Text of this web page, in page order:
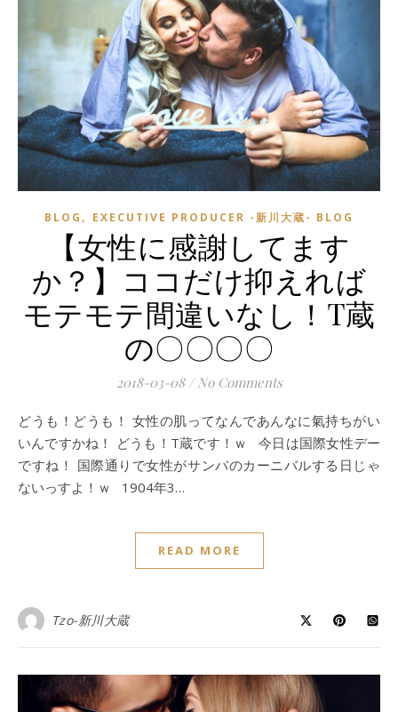
BLOG , EXECUTIVE PRODUCER -新川大蔵- BLOG
【女性に感謝してます
か？】ココだけ抑えれば
モテモテ間違いなし！T蔵
の〇〇〇〇
2018-03-08 / No Comments
どうも！どうも！ 女性の肌ってなんであんなに氣持ちがい
いんですかね！ どうも！T蔵です！ｗ 今日は国際女性デー
ですね！ 国際通りで女性がサンバのカーニバルする日じゃ
ないっすよ！ｗ 1904年3…
READ MORE
Tzo-新川大蔵